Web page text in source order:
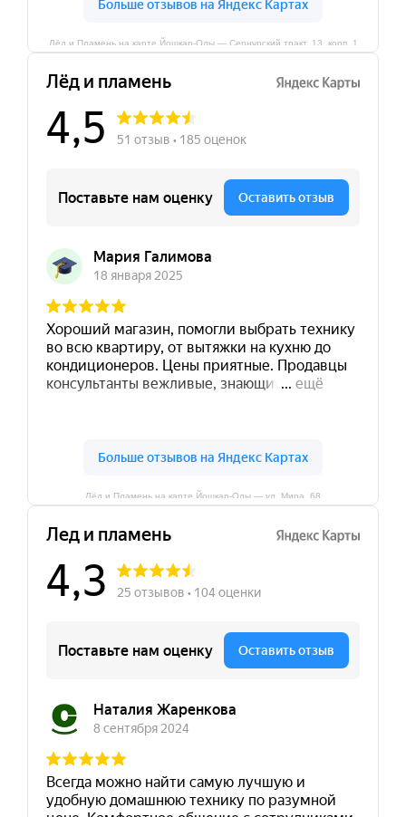
Лёд и Пламень на карте Йошкар‑Олы — Сернурский тракт, 13, корп. 1
Лёд и Пламень на карте Йошкар‑Олы — ул. Мира, 68